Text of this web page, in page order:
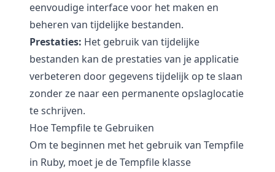
eenvoudige interface voor het maken en
beheren van tijdelijke bestanden.
Prestaties: Het gebruik van tijdelijke
bestanden kan de prestaties van je applicatie
verbeteren door gegevens tijdelijk op te slaan
zonder ze naar een permanente opslaglocatie
te schrijven.
Hoe Tempfile te Gebruiken
Om te beginnen met het gebruik van Tempfile
in Ruby, moet je de Tempfile klasse